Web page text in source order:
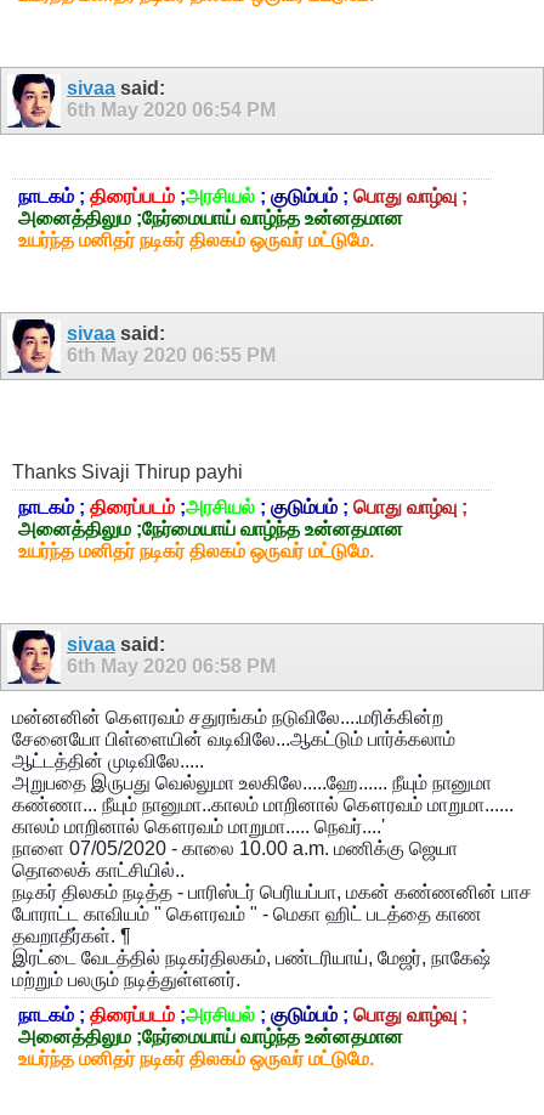
sivaa said:
6th May 2020 06:54 PM
நாடகம் ; திரைப்படம் ;அரசியல் ; குடும்பம் ; பொது வாழ்வு ;
அனைத்திலும ;நேர்மையாய் வாழ்ந்த உன்னதமான
உயர்ந்த மனிதர் நடிகர் திலகம் ஒருவர் மட்டுமே.
sivaa said:
6th May 2020 06:55 PM
Thanks Sivaji Thirup payhi
நாடகம் ; திரைப்படம் ;அரசியல் ; குடும்பம் ; பொது வாழ்வு ;
அனைத்திலும ;நேர்மையாய் வாழ்ந்த உன்னதமான
உயர்ந்த மனிதர் நடிகர் திலகம் ஒருவர் மட்டுமே.
sivaa said:
6th May 2020 06:58 PM
மன்னனின் கௌரவம் சதுரங்கம் நடுவிலே....மரிக்கின்ற
சேனையோ பிள்ளையின் வடிவிலே...ஆகட்டும் பார்க்கலாம்
ஆட்டத்தின் முடிவிலே.....
அறுபதை இருபது வெல்லுமா உலகிலே.....ஹே...... நீயும் நானுமா
கண்ணா... நீயும் நானுமா..காலம் மாறினால் கௌரவம் மாறுமா......
காலம் மாறினால் கௌரவம் மாறுமா..... நெவர்....'
நாளை 07/05/2020 - காலை 10.00 a.m. மணிக்கு ஜெயா
தொலைக் காட்சியில்..
நடிகர் திலகம் நடித்த - பாரிஸ்டர் பெரியப்பா, மகன் கண்ணனின் பாச
போராட்ட காவியம் " கௌரவம் " - மெகா ஹிட் படத்தை காண
தவறாதீர்கள். ¶
இரட்டை வேடத்தில் நடிகர்திலகம், பண்டரியாய், மேஜர், நாகேஷ்
மற்றும் பலரும் நடித்துள்ளனர்.
நாடகம் ; திரைப்படம் ;அரசியல் ; குடும்பம் ; பொது வாழ்வு ;
அனைத்திலும ;நேர்மையாய் வாழ்ந்த உன்னதமான
உயர்ந்த மனிதர் நடிகர் திலகம் ஒருவர் மட்டுமே.